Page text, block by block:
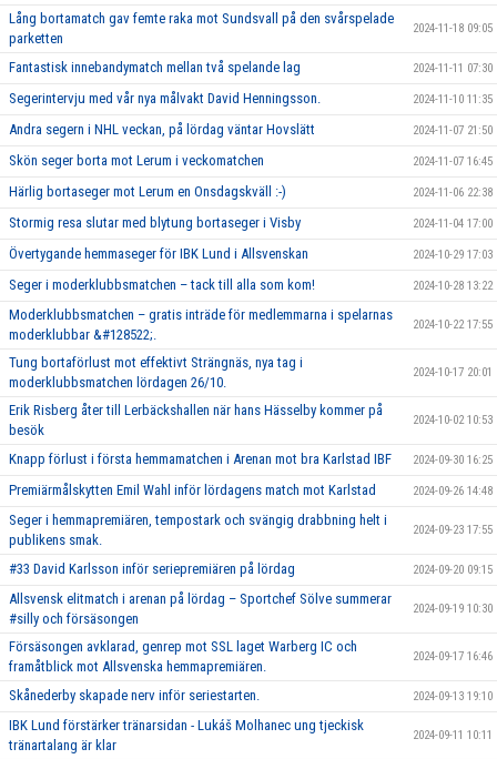
Lång bortamatch gav femte raka mot Sundsvall på den svårspelade
parketten
2024-11-18 09:05
Fantastisk innebandymatch mellan två spelande lag 2024-11-11 07:30
Segerintervju med vår nya målvakt David Henningsson. 2024-11-10 11:35
Andra segern i NHL veckan, på lördag väntar Hovslätt 2024-11-07 21:50
Skön seger borta mot Lerum i veckomatchen 2024-11-07 16:45
Härlig bortaseger mot Lerum en Onsdagskväll :-) 2024-11-06 22:38
Stormig resa slutar med blytung bortaseger i Visby 2024-11-04 17:00
Övertygande hemmaseger för IBK Lund i Allsvenskan 2024-10-29 17:03
Seger i moderklubbsmatchen – tack till alla som kom! 2024-10-28 13:22
Moderklubbsmatchen – gratis inträde för medlemmarna i spelarnas
moderklubbar &#128522;.
2024-10-22 17:55
Tung bortaförlust mot effektivt Strängnäs, nya tag i
moderklubbsmatchen lördagen 26/10.
2024-10-17 20:01
Erik Risberg åter till Lerbäckshallen när hans Hässelby kommer på
besök
2024-10-02 10:53
Knapp förlust i första hemmamatchen i Arenan mot bra Karlstad IBF 2024-09-30 16:25
Premiärmålskytten Emil Wahl inför lördagens match mot Karlstad 2024-09-26 14:48
Seger i hemmapremiären, tempostark och svängig drabbning helt i
publikens smak.
2024-09-23 17:55
#33 David Karlsson inför seriepremiären på lördag 2024-09-20 09:15
Allsvensk elitmatch i arenan på lördag – Sportchef Sölve summerar
#silly och försäsongen
2024-09-19 10:30
Försäsongen avklarad, genrep mot SSL laget Warberg IC och
framåtblick mot Allsvenska hemmapremiären.
2024-09-17 16:46
Skånederby skapade nerv inför seriestarten. 2024-09-13 19:10
IBK Lund förstärker tränarsidan - Lukáš Molhanec ung tjeckisk
tränartalang är klar
2024-09-11 10:11